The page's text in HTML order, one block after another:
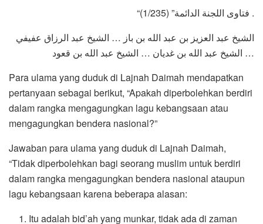
“فتاوى اللجنة الدائمة” (1/235) .
الشيخ عبد العزيز بن عبد الله بن باز … الشيخ عبد الرزاق عفيفي
… الشيخ عبد الله بن غديان … الشيخ عبد الله بن قعود
Para ulama yang duduk di Lajnah Daimah mendapatkan
pertanyaan sebagai berikut, “Apakah diperbolehkan berdiri
dalam rangka mengagungkan lagu kebangsaan atau
mengagungkan bendera nasional?”
Jawaban para ulama yang duduk di Lajnah Daimah,
“Tidak diperbolehkan bagi seorang muslim untuk berdiri
dalam rangka mengagungkan bendera nasional ataupun
lagu kebangsaan karena beberapa alasan:
Itu adalah bid’ah yang munkar, tidak ada di zaman